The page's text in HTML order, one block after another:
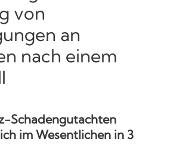
von
an
nach einem
Schadengutachten
im Wesentlichen in 3